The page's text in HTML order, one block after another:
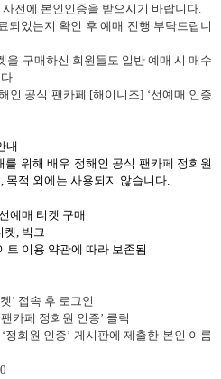
사전에 본인인증을 받으시기 바랍니다.
되었는지 확인 후 예매 진행 부탁드립니
을 구매하신 회원들도 일반 예매 시 매수
.
인 공식 팬카페 [해이니즈] ‘선예매 인증
내
를 위해 배우 정해인 공식 팬카페 정회원
, 목적 외에는 사용되지 않습니다.
예매 티켓 구매
켓, 빅크
트 이용 약관에 따라 보존됨
’ 접속 후 로그인
카페 정회원 인증’ 클릭
‘정회원 인증’ 게시판에 제출한 본인 이름